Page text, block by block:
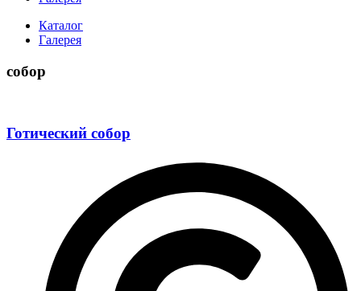
Каталог
Галерея
собор
Готический собор